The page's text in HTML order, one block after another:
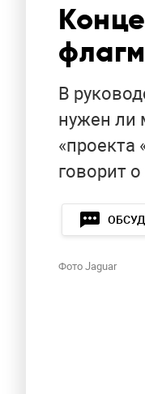
В
нужен ли
«проекта
говорит
Фото Jaguar